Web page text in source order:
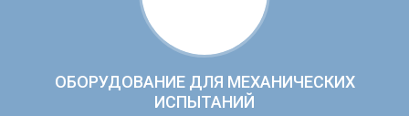
ОБОРУДОВАНИЕ ДЛЯ МЕХАНИЧЕСКИХ
ИСПЫТАНИЙ